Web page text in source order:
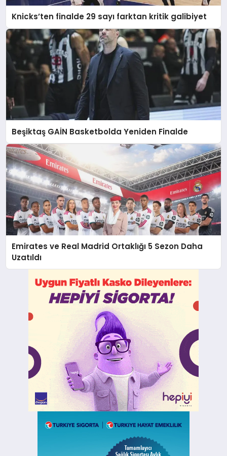
Knicks’ten finalde 29 sayı farktan kritik galibiyet
Beşiktaş GAİN Basketbolda Yeniden Finalde
Emirates ve Real Madrid Ortaklığı 5 Sezon Daha
Uzatıldı